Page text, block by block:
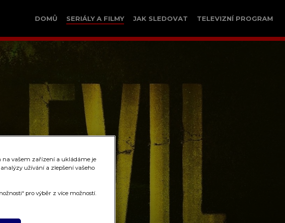
DOMŮ SERIÁLY A FILMY JAK SLEDOVAT TELEVIZNÍ PROGRAM
vašem zařízení a ukládáme je
užívání a zlepšení vašeho
pro výběr z více možností.